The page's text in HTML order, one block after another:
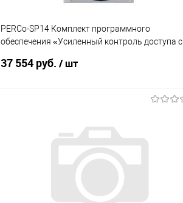
PERCo-SP14 Комплект программного
обеспечения «Усиленный контроль доступа с
37 554 руб. / шт
Купить в 1 клик
К сравнению
Под заказ